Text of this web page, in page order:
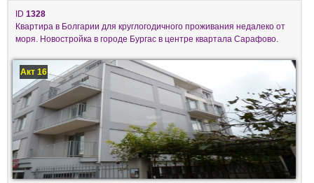
ID 1328
Квартира в Болгарии для круглогодичного проживания недалеко от
моря. Новостройка в городе Бургас в центре квартала Сарафово.
Акт 16